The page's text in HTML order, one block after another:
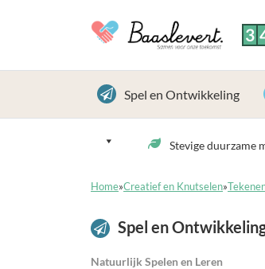
3
Spel en Ontwikkeling
Stevige duurzame
Home»Creatief en Knutselen»
Spel en
Natuurlijk Spelen en Leren